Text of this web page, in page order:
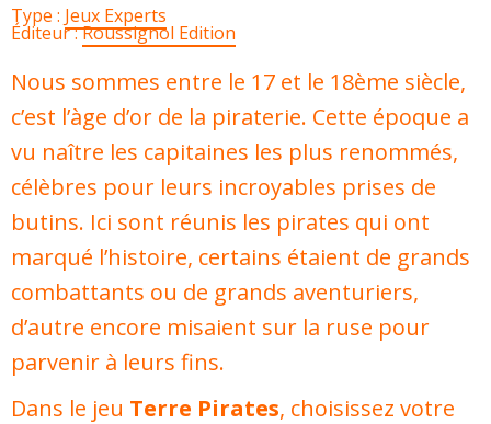
Type : Jeux Experts
Éditeur :Roussignol Edition
Nous sommes entre le 17 et le 18ème siècle,
c’est l’àge d’or de la piraterie. Cette époque a
vu naître les capitaines les plus renommés,
célèbres pour leurs incroyables prises de
butins. Ici sont réunis les pirates qui ont
marqué l’histoire, certains étaient de grands
combattants ou de grands aventuriers,
d’autre encore misaient sur la ruse pour
parvenir à leurs fins.
Dans le jeu Terre Pirates, choisissez votre